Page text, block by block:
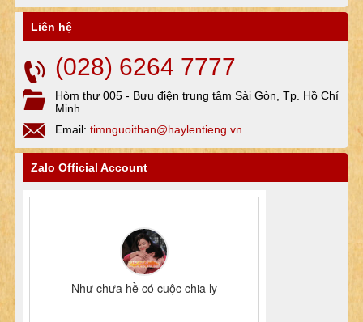
Liên hệ
(028) 6264 7777
Hòm thư 005 - Bưu điện trung tâm Sài Gòn, Tp. Hồ Chí
Minh
Email: timnguoithan@haylentieng.vn
Zalo Official Account